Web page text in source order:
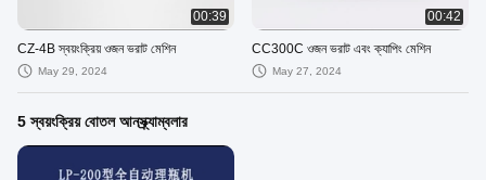
00:39
CZ-4B স্বয়ংক্রিয় ওজন ভরাট মেশিন
May 29, 2024
00:42
CC300C ওজন ভরাট এবং ক্যাপিং মেশিন
May 27, 2024
5 স্বয়ংক্রিয় বোতল আনস্ক্র্যাম্বলার